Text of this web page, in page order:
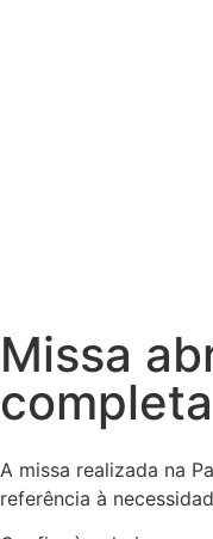
Missa
completa
A missa realizada na
referência à